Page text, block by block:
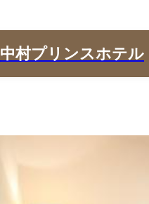
中村プリンスホテル